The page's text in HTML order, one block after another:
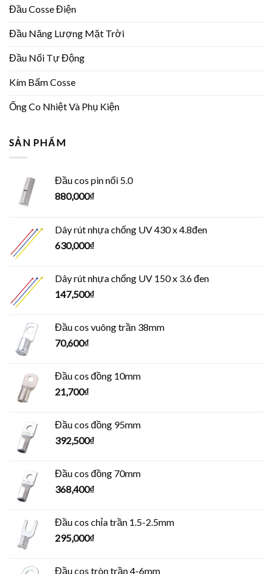
Đầu Cosse Điện
Đầu Năng Lượng Mặt Trời
Đầu Nối Tự Động
Kím Bấm Cosse
Ống Co Nhiệt Và Phụ Kiện
SẢN PHẨM
Đầu cos pin nối 5.0
880,000₫
Dây rút nhựa chống UV 430 x 4.8đen
630,000₫
Dây rút nhựa chống UV 150 x 3.6 đen
147,500₫
Đầu cos vuông trần 38mm
70,600₫
Đầu cos đồng 10mm
21,700₫
Đầu cos đồng 95mm
392,500₫
Đầu cos đồng 70mm
368,400₫
Đầu cos chỉa trần 1.5-2.5mm
295,000₫
Đầu cos tròn trần 4-6mm